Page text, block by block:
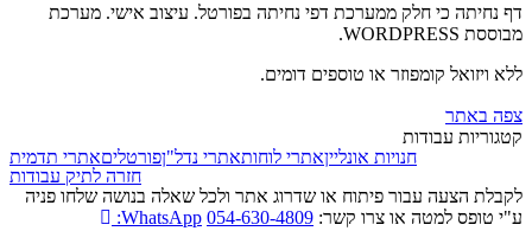
דף נחיתה כי חלק ממערכת דפי נחיתה בפורטל. עיצוב אישי. מערכת
מבוססת WORDPRESS.
ללא ויזואל קומפוזר או טוספים דומים.
צפה באתר
קטגוריות עבודות
אתרי תדמיתפורטליםאתרי נדל"ןאתרי לוחותחנויות אונליין
חזרה לתיק עבודות
לקבלת הצעה עבור פיתוח או שדרוג אתר ולכל שאלה בנושה שלחו פניה
ע"י טופס למטה או צרו קשר: 054-630-4809
WhatsApp: